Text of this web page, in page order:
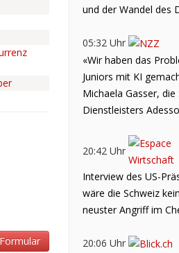
und der Wandel des
05:32 Uhr
«Wir haben das
Juniors mit KI
Michaela Gasser,
Dienstleisters
20:42 Uhr
Interview des US-
wäre die Schweiz
neuster Angriff im
20:06 Uhr